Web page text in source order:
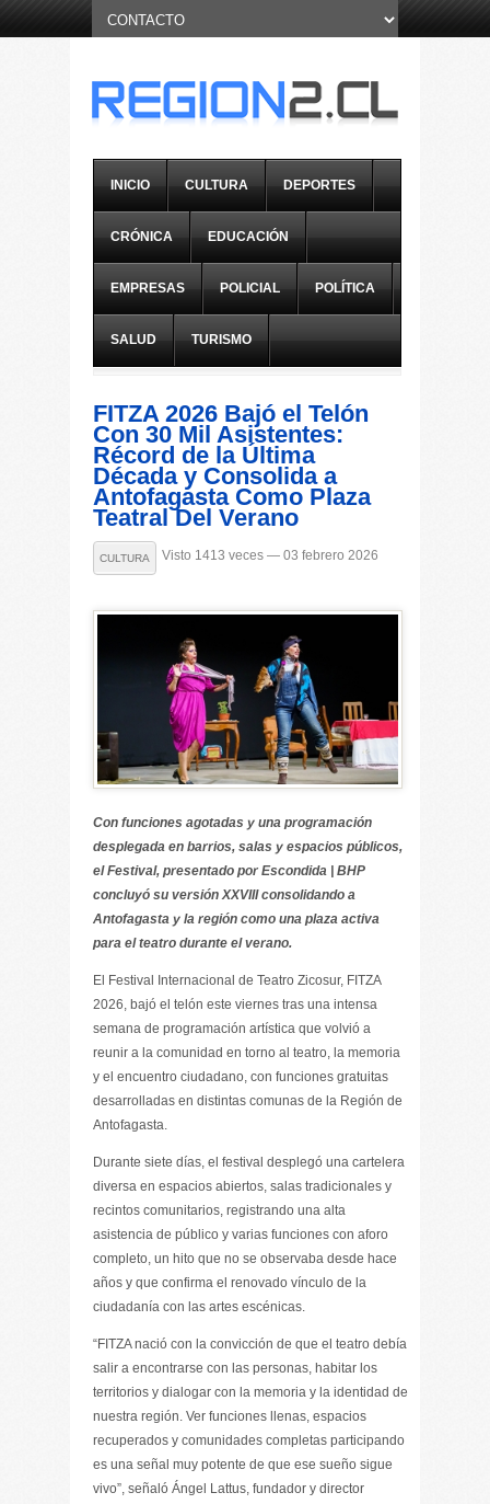
INICIO CULTURA DEPORTES
CRÓNICA EDUCACIÓN
EMPRESAS POLICIAL POLÍTICA
SALUD TURISMO
FITZA 2026 Bajó el Telón
Con 30 Mil Asistentes:
Récord de la Última
Década y Consolida a
Antofagasta Como Plaza
Teatral Del Verano
CULTURA Visto 1413 veces — 03 febrero 2026
Con funciones agotadas y una programación
desplegada en barrios, salas y espacios públicos,
el Festival, presentado por Escondida | BHP
concluyó su versión XXVIII consolidando a
Antofagasta y la región como una plaza activa
para el teatro durante el verano.
El Festival Internacional de Teatro Zicosur, FITZA
2026, bajó el telón este viernes tras una intensa
semana de programación artística que volvió a
reunir a la comunidad en torno al teatro, la memoria
y el encuentro ciudadano, con funciones gratuitas
desarrolladas en distintas comunas de la Región de
Antofagasta.
Durante siete días, el festival desplegó una cartelera
diversa en espacios abiertos, salas tradicionales y
recintos comunitarios, registrando una alta
asistencia de público y varias funciones con aforo
completo, un hito que no se observaba desde hace
años y que confirma el renovado vínculo de la
ciudadanía con las artes escénicas.
“FITZA nació con la convicción de que el teatro debía
salir a encontrarse con las personas, habitar los
territorios y dialogar con la memoria y la identidad de
nuestra región. Ver funciones llenas, espacios
recuperados y comunidades completas participando
es una señal muy potente de que ese sueño sigue
vivo”, señaló Ángel Lattus, fundador y director